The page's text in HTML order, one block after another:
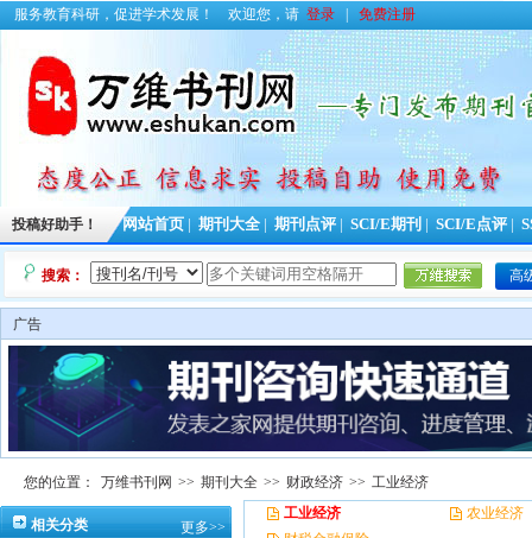
服务教育科研，促进学术发展！ 欢迎您，请 登录 免费注册
投稿好助手！ 网站首页 期刊大全 期刊点评 SCI/E期刊 SCI/E点评
搜索： 高
广告
您的位置： 万维书刊网 >> 期刊大全 >> 财政经济 >> 工业经济
相关分类 更多>>
工业经济
农业经济